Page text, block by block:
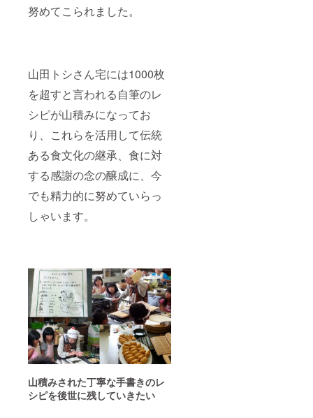
努めてこられました。
山田トシさん宅には1000枚
を超すと言われる自筆のレ
シピが山積みになってお
り、これらを活用して伝統
ある食文化の継承、食に対
する感謝の念の醸成に、今
でも精力的に努めていらっ
しゃいます。
山積みされた丁寧な手書きのレ
シピを後世に残していきたい